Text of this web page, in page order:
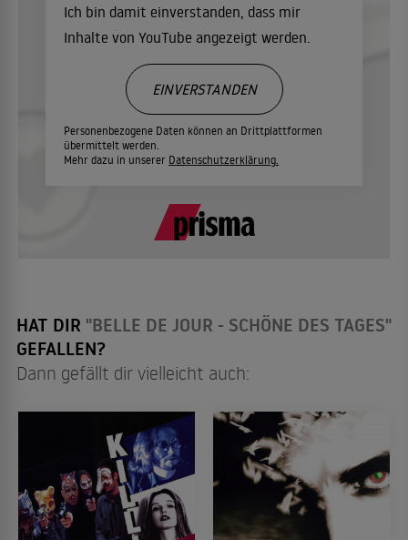
Ich bin damit einverstanden, dass mir
Inhalte von YouTube angezeigt werden.
Personenbezogene Daten können an Drittplattformen
übermittelt werden.
Mehr dazu in unserer Datenschutzerklärung.
EINVERSTANDEN
HAT DIR "BELLE DE JOUR - SCHÖNE DES TAGES"
GEFALLEN?
Dann gefällt dir vielleicht auch: